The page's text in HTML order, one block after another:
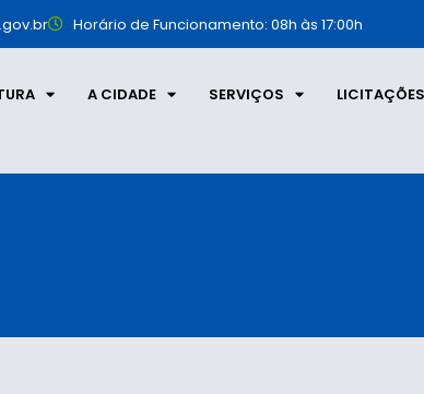
Horário de Funcionamento: 08h às 17:00h
A CIDADE SERVIÇOS LICITAÇÕES